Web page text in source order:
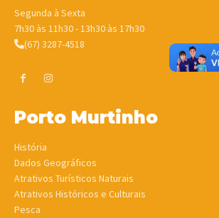
Segunda à Sexta
7h30 às 11h30 - 13h30 às 17h30
(67) 3287-4518
Porto Murtinho
História
Dados Geográficos
Atrativos Turísticos Naturais
Atrativos Históricos e Culturais
Pesca